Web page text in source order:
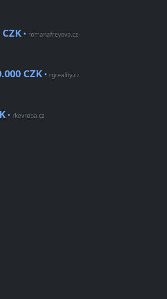
• romanafreyova.cz
CZK • rgreality.cz
• rkevropa.cz